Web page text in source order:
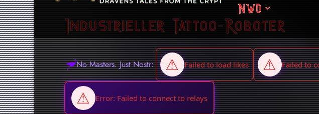
NWO
Industrieller Tattoo-Roboter
No Masters. Just Nostr: